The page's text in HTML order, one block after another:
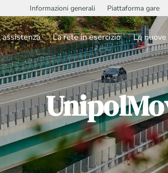
Informazioni generali Piattaforma gare
assistenza La rete in esercizio Le